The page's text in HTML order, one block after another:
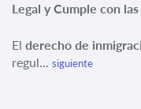
Legal y Cumple con
El derecho de
regul... siguiente